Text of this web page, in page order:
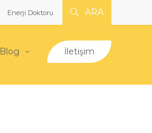
Enerji Doktoru ARA
Blog İletişim